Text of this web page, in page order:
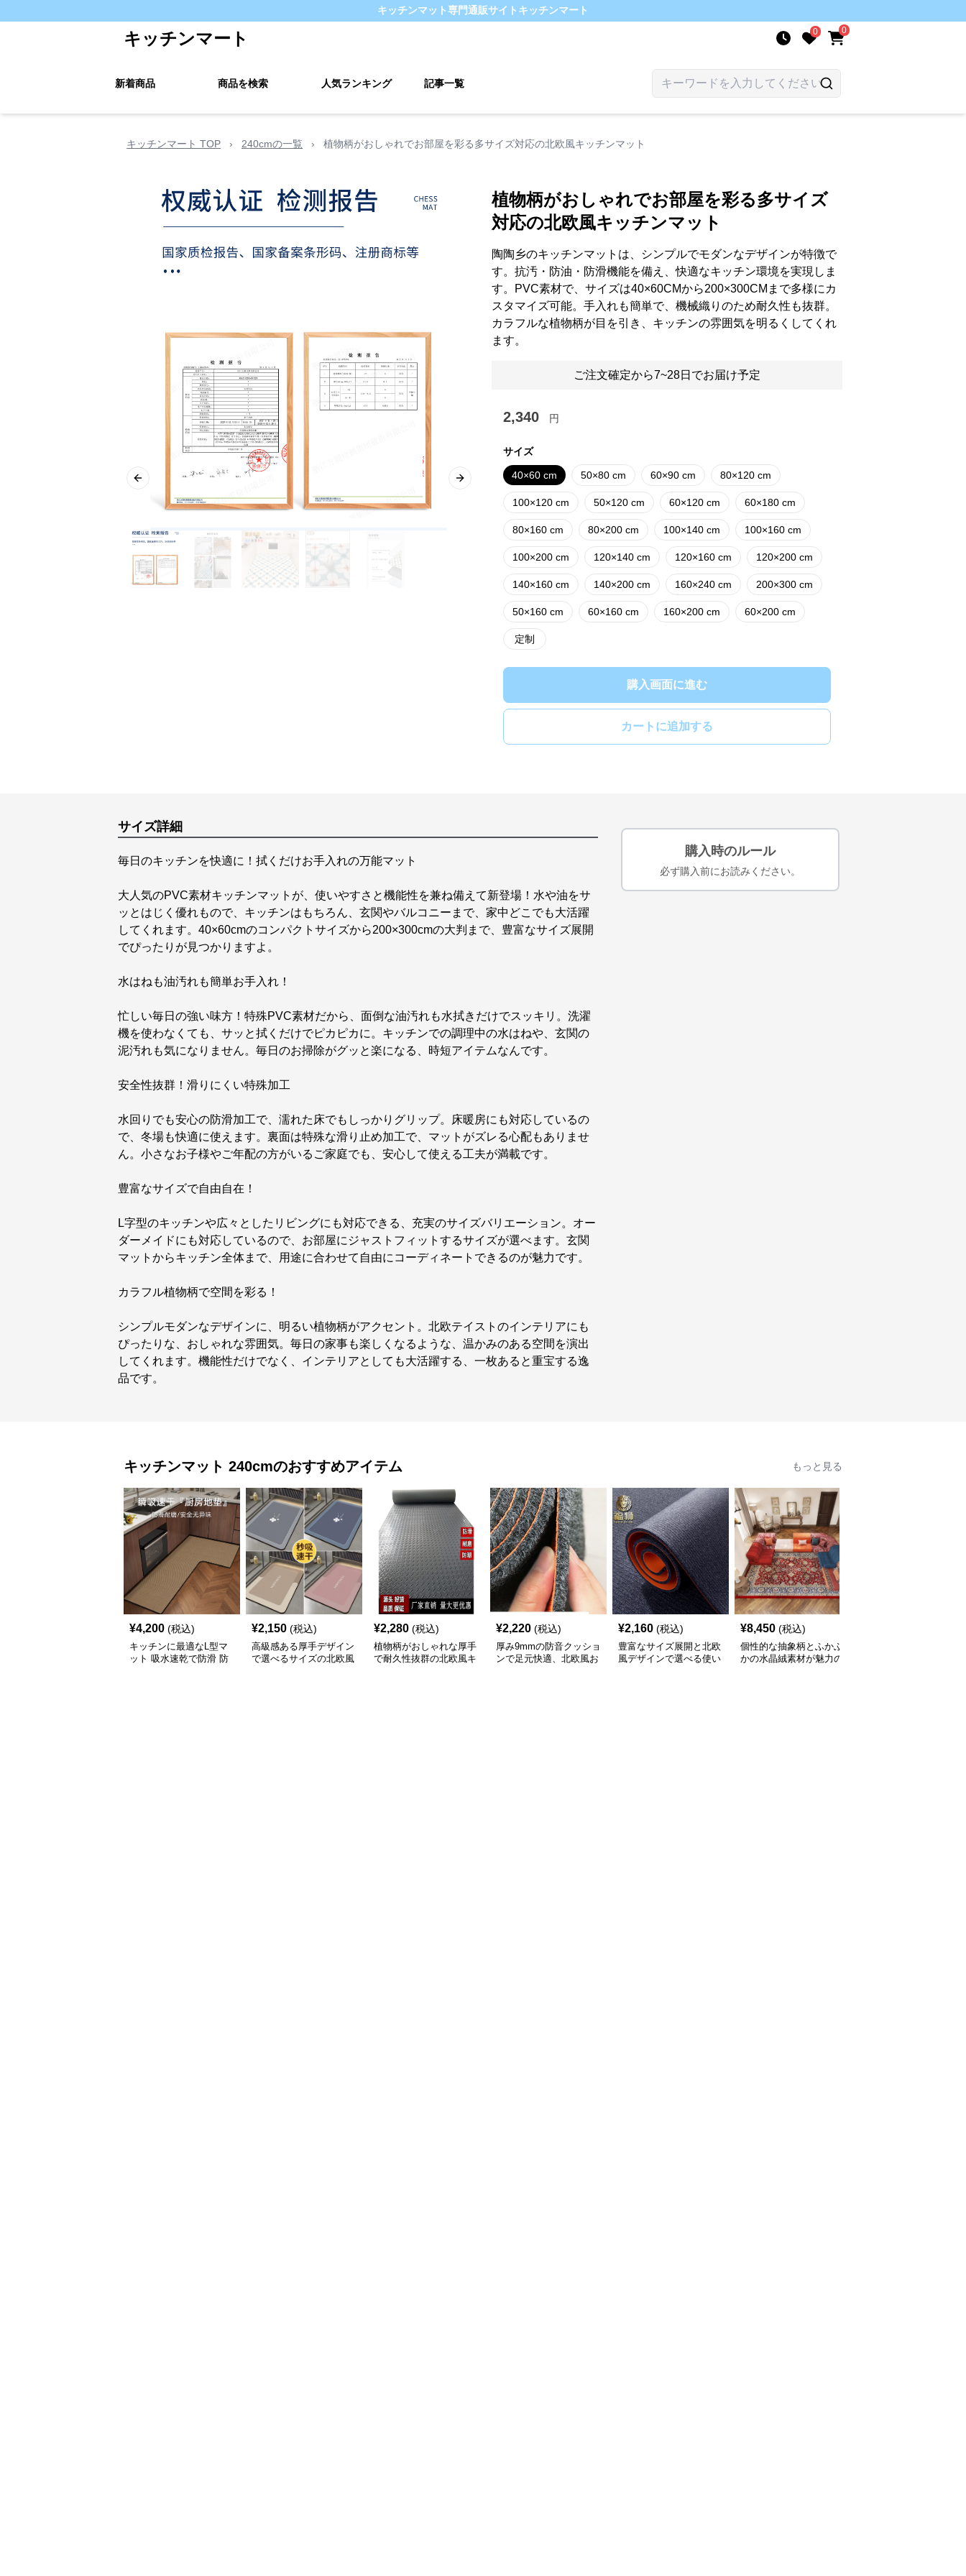
キッチンマット専門通販サイト キッチンマート
キッチンマート 0 0
新着商品 商品を検索 人気ランキング 記事一覧
キッチンマート TOP › 240cmの一覧 › 植物柄がおしゃれでお部屋を彩る多サイズ対応の北欧風キッチンマット
Previous slide Next slide
植物柄がおしゃれでお部屋を彩る多サイズ
対応の北欧風キッチンマット
陶陶乡のキッチンマットは、シンプルでモダンなデザインが特徴で
す。抗汚・防油・防滑機能を備え、快適なキッチン環境を実現しま
す。PVC素材で、サイズは40×60CMから200×300CMまで多様にカ
スタマイズ可能。手入れも簡単で、機械織りのため耐久性も抜群。
カラフルな植物柄が目を引き、キッチンの雰囲気を明るくしてくれ
ます。
ご注文確定から7~28日でお届け予定
2,340 円
サイズ
40×60 cm 50×80 cm 60×90 cm 80×120 cm
100×120 cm 50×120 cm 60×120 cm 60×180 cm
80×160 cm 80×200 cm 100×140 cm 100×160 cm
100×200 cm 120×140 cm 120×160 cm 120×200 cm
140×160 cm 140×200 cm 160×240 cm 200×300 cm
50×160 cm 60×160 cm 160×200 cm 60×200 cm
定制
購入画面に進む
カートに追加する
サイズ詳細
毎日のキッチンを快適に！拭くだけお手入れの万能マット
大人気のPVC素材キッチンマットが、使いやすさと機能性を兼ね備えて新登場！水や油をサ
ッとはじく優れもので、キッチンはもちろん、玄関やバルコニーまで、家中どこでも大活躍
してくれます。40×60cmのコンパクトサイズから200×300cmの大判まで、豊富なサイズ展開
でぴったりが見つかりますよ。
水はねも油汚れも簡単お手入れ！
忙しい毎日の強い味方！特殊PVC素材だから、面倒な油汚れも水拭きだけでスッキリ。洗濯
機を使わなくても、サッと拭くだけでピカピカに。キッチンでの調理中の水はねや、玄関の
泥汚れも気になりません。毎日のお掃除がグッと楽になる、時短アイテムなんです。
安全性抜群！滑りにくい特殊加工
水回りでも安心の防滑加工で、濡れた床でもしっかりグリップ。床暖房にも対応しているの
で、冬場も快適に使えます。裏面は特殊な滑り止め加工で、マットがズレる心配もありませ
ん。小さなお子様やご年配の方がいるご家庭でも、安心して使える工夫が満載です。
豊富なサイズで自由自在！
L字型のキッチンや広々としたリビングにも対応できる、充実のサイズバリエーション。オー
ダーメイドにも対応しているので、お部屋にジャストフィットするサイズが選べます。玄関
マットからキッチン全体まで、用途に合わせて自由にコーディネートできるのが魅力です。
カラフル植物柄で空間を彩る！
シンプルモダンなデザインに、明るい植物柄がアクセント。北欧テイストのインテリアにも
ぴったりな、おしゃれな雰囲気。毎日の家事も楽しくなるような、温かみのある空間を演出
してくれます。機能性だけでなく、インテリアとしても大活躍する、一枚あると重宝する逸
品です。
購入時のルール
必ず購入前にお読みください。
キッチンマット 240cmのおすすめアイテム もっと見る
¥4,200 (税込)
キッチンに最適なL型マ
ット 吸水速乾で防滑 防
¥2,150 (税込)
高級感ある厚手デザイン
で選べるサイズの北欧風
¥2,280 (税込)
植物柄がおしゃれな厚手
で耐久性抜群の北欧風キ
¥2,220 (税込)
厚み9mmの防音クッショ
ンで足元快適、北欧風お
¥2,160 (税込)
豊富なサイズ展開と北欧
風デザインで選べる使い
¥8,450 (税込)
個性的な抽象柄とふかふ
かの水晶絨素材が魅力の